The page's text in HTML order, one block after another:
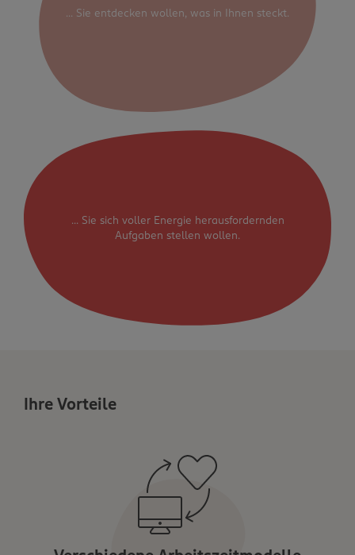
... Sie entdecken wollen, was in Ihnen steckt.
... Sie sich voller Energie herausfordernden
Aufgaben stellen wollen.
Ihre Vorteile